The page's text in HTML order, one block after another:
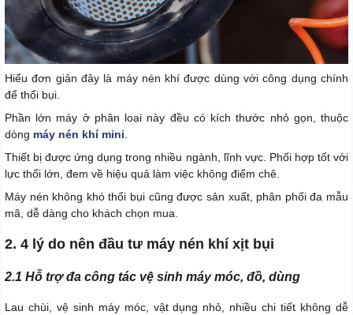
Hiểu đơn giản đây là máy nén khí được dùng với công dụng chính
để thổi bụi.
Phần lớn máy ở phân loại này đều có kích thước nhỏ gọn, thuộc
dòng máy nén khí mini
Thiết bị được ứng dụng trong nhiều ngành, lĩnh vực. Phối hợp tốt với
lực thổi lớn, đem về hiệu quả làm việc không điểm chê.
Máy nén không khó thổi bụi cũng được sản xuất, phân phối đa mẫu
mã, dễ dàng cho khách chọn mua.
2. 4 lý do nên đầu tư máy nén khí xịt bụi
2.1 Hỗ trợ đa công tác vệ sinh máy móc, đồ, dùng
Lau chùi, vệ sinh máy móc, vật dụng nhỏ, nhiều chi tiết không dễ